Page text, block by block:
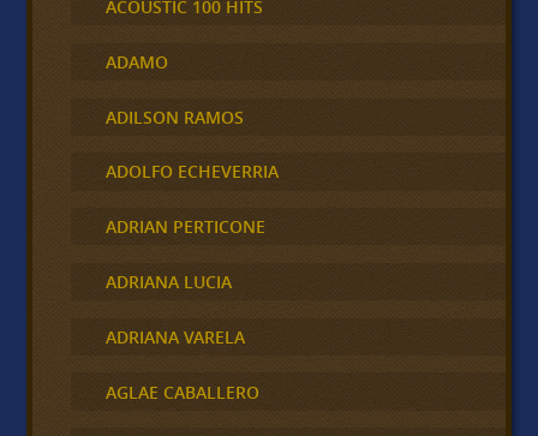
ACOUSTIC 100 HITS
ADAMO
ADILSON RAMOS
ADOLFO ECHEVERRIA
ADRIAN PERTICONE
ADRIANA LUCIA
ADRIANA VARELA
AGLAE CABALLERO